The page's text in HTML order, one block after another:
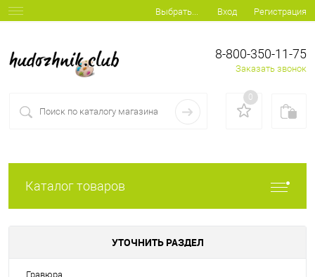
Выбрать... Вход Регистрация
8-800-350-11-75
Заказать звонок
0
Каталог товаров
УТОЧНИТЬ РАЗДЕЛ
Гравюра